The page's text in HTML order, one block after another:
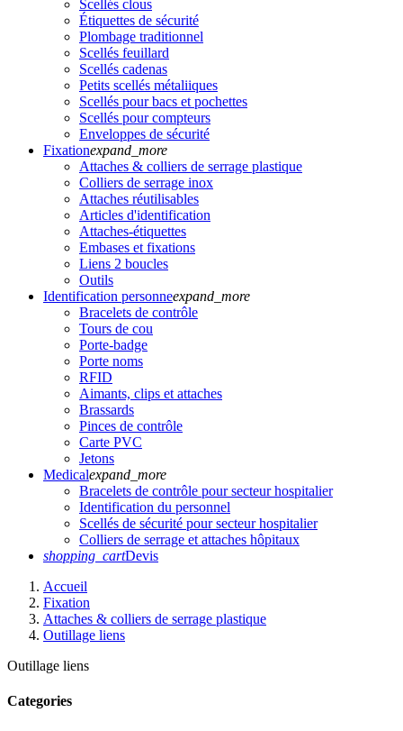
Scellés clous
Étiquettes de sécurité
Plombage traditionnel
Scellés feuillard
Scellés cadenas
Petits scellés métaliiques
Scellés pour bacs et pochettes
Scellés pour compteurs
Enveloppes de sécurité
Fixationexpand_more
Attaches & colliers de serrage plastique
Colliers de serrage inox
Attaches réutilisables
Articles d'identification
Attaches-étiquettes
Embases et fixations
Liens 2 boucles
Outils
Identification personneexpand_more
Bracelets de contrôle
Tours de cou
Porte-badge
Porte noms
RFID
Aimants, clips et attaches
Brassards
Pinces de contrôle
Carte PVC
Jetons
Medicalexpand_more
Bracelets de contrôle pour secteur hospitalier
Identification du personnel
Scellés de sécurité pour secteur hospitalier
Colliers de serrage et attaches hôpitaux
shopping_cartDevis
Accueil
Fixation
Attaches & colliers de serrage plastique
Outillage liens
Outillage liens
Categories